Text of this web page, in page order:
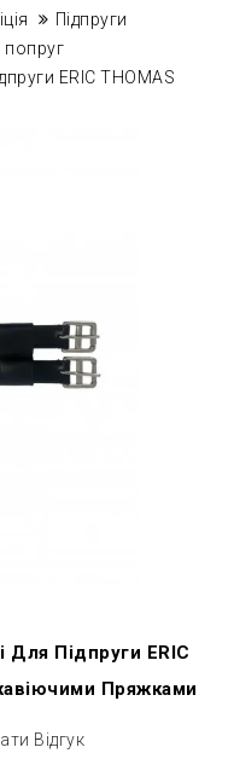
Підпруги
попруг
ERIC THOMAS
Для Підпруги ERIC
Пряжками
Відгук